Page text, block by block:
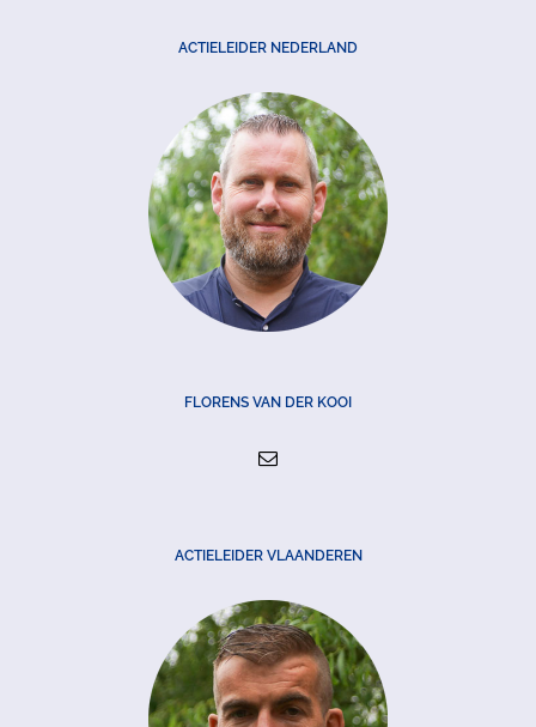
ACTIELEIDER NEDERLAND
FLORENS VAN DER KOOI
ACTIELEIDER VLAANDEREN